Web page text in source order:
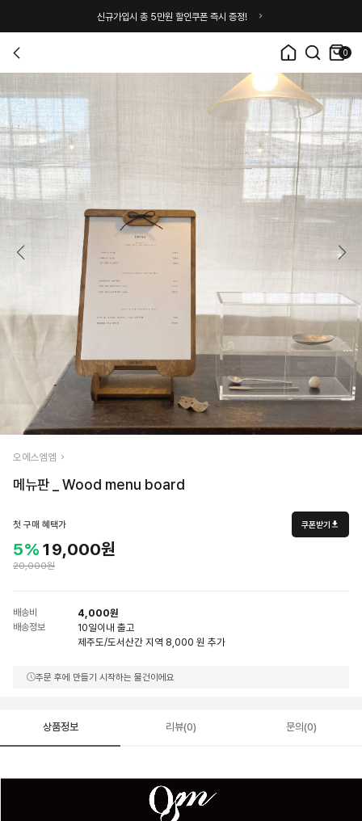
신규가입시 총 5만원 할인쿠폰 즉시 증정!
0
오에스엠엠
메뉴판 _ Wood menu board
첫 구매 혜택가 쿠폰받기
5% 19,000원
20,000원
배송비 4,000원
배송정보 10일이내 출고
제주도/도서산간 지역 8,000 원 추가
주문 후에 만들기 시작하는 물건이에요
상품정보 리뷰(0) 문의(0)